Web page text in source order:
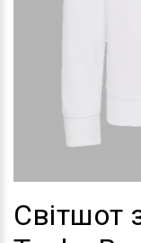
Світшот